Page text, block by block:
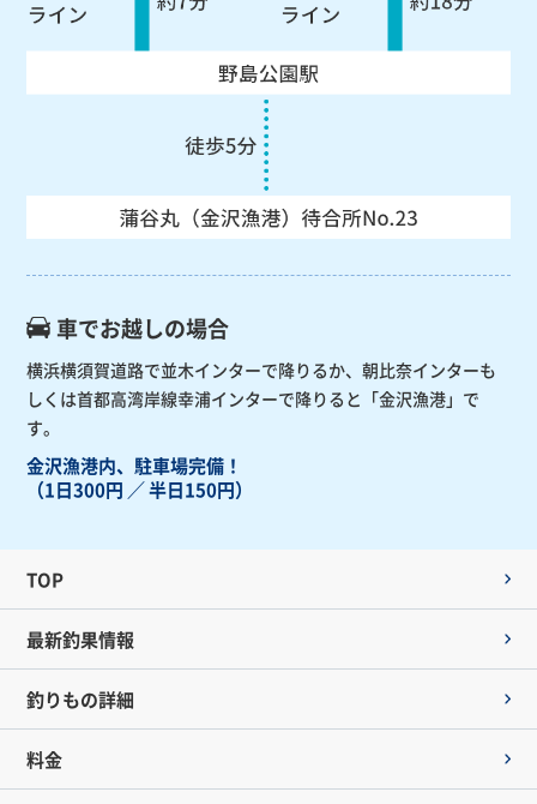
車でお越しの場合
横浜横須賀道路で並木インターで降りるか、朝比奈インターも
しくは首都高湾岸線幸浦インターで降りると「金沢漁港」で
す。
金沢漁港内、駐車場完備！
（1日300円 ／ 半日150円）
TOP
最新釣果情報
釣りもの詳細
料金